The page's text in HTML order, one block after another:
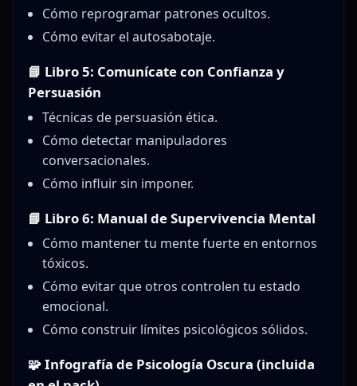
Cómo reprogramar patrones ocultos.
Cómo evitar el autosabotaje.
📘 Libro 5: Comunícate con Confianza y
Persuasión
Técnicas de persuasión ética.
Cómo detectar manipuladores
conversacionales.
Cómo influir sin imponer.
📘 Libro 6: Manual de Supervivencia Mental
Cómo mantener tu mente fuerte en entornos
tóxicos.
Cómo evitar que otros controlen tu estado
emocional.
Cómo construir límites psicológicos sólidos.
🧩Infografía de Psicología Oscura (incluida